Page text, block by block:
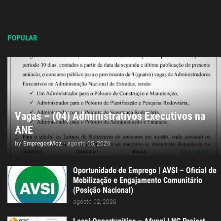
POPULAR
Vagas – (04) Administrativos Executivos na
ANE
by EmpregosMoz - agosto 05, 2026
Oportunidade de Emprego | AVSI – Oficial de
Mobilização e Engajamento Comunitário
(Posição Nacional)
agosto 02, 2026